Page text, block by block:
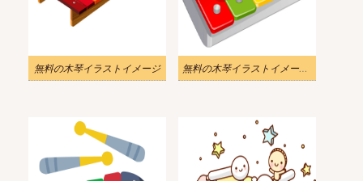
無料の木琴イラストイメージ 無料の木琴イラストイメージ 2